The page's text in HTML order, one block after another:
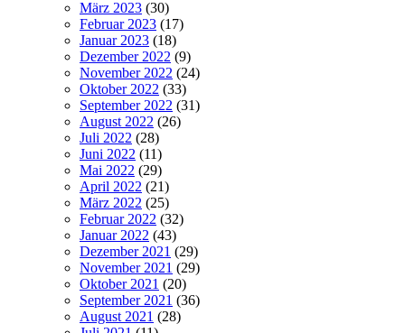
März 2023 (30)
Februar 2023 (17)
Januar 2023 (18)
Dezember 2022 (9)
November 2022 (24)
Oktober 2022 (33)
September 2022 (31)
August 2022 (26)
Juli 2022 (28)
Juni 2022 (11)
Mai 2022 (29)
April 2022 (21)
März 2022 (25)
Februar 2022 (32)
Januar 2022 (43)
Dezember 2021 (29)
November 2021 (29)
Oktober 2021 (20)
September 2021 (36)
August 2021 (28)